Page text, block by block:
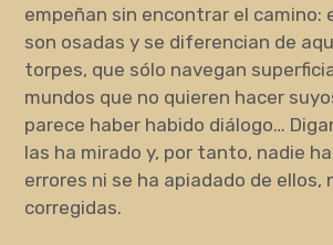
empeñan sin encontrar el camino:
son osadas y se diferencian de
torpes, que sólo navegan
mundos que no quieren hacer
parece haber habido diálogo…
las ha mirado y, por tanto, nadie
errores ni se ha apiadado de ellos,
corregidas.